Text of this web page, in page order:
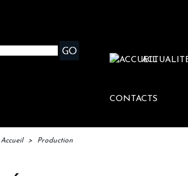
CONTACTS
Accueil > Production